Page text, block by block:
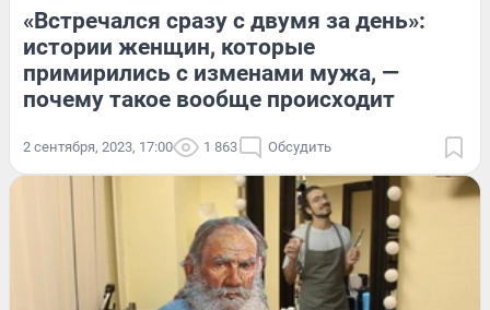
«Встречался сразу с двумя за день»:
истории женщин, которые
примирились с изменами мужа, —
почему такое вообще происходит
2 сентября, 2023, 17:00 1 863 Обсудить